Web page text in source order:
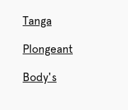
Tanga
Plongeant
Body's